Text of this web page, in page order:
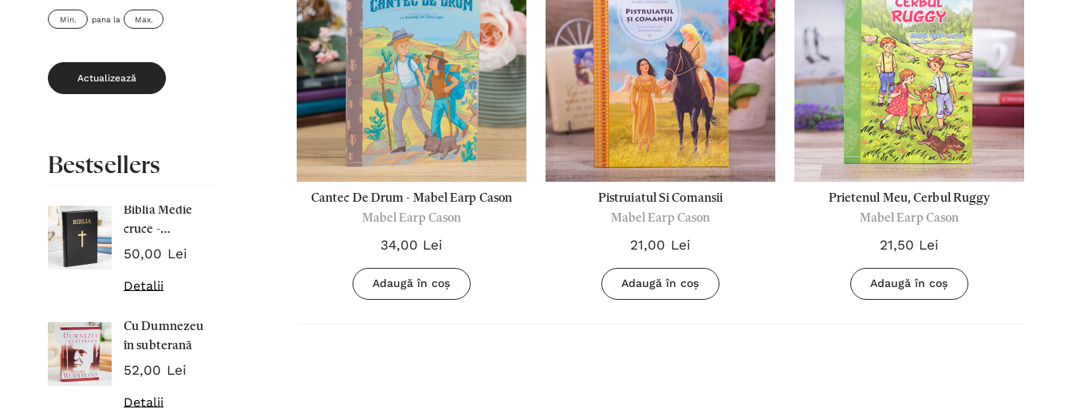
pana la
Actualizează
Bestsellers
Biblia Medie
cruce -
Cartonata 063
50,00 Lei
Detalii
Cu Dumnezeu
în subterană
52,00 Lei
Detalii
Inima Omului
Detalii
Cantec De Drum - Mabel Earp Cason
Mabel Earp Cason
34,00 Lei
Adaugă în coș
Pistruiatul Si Comansii
Mabel Earp Cason
21,00 Lei
Adaugă în coș
Prietenul Meu, Cerbul Ruggy
Mabel Earp Cason
21,50 Lei
Adaugă în coș